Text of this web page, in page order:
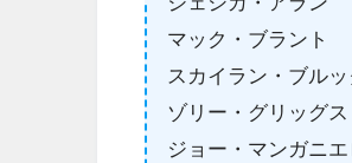
マック・ブラント
スカイラン・ブルッ
ゾリー・グリッグス
ジョー・マンガニエ